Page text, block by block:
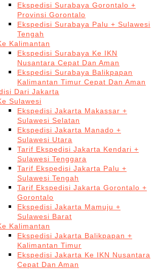
Ekspedisi Surabaya Gorontalo +
Provinsi Gorontalo
Ekspedisi Surabaya Palu + Sulawesi
Tengah
Kalimantan
Ekspedisi Surabaya Ke IKN
Nusantara Cepat Dan Aman
Ekspedisi Surabaya Balikpapan
Kalimantan Timur Cepat Dan Aman
Dari Jakarta
Sulawesi
Ekspedisi Jakarta Makassar +
Sulawesi Selatan
Ekspedisi Jakarta Manado +
Sulawesi Utara
Tarif Ekspedisi Jakarta Kendari +
Sulawesi Tenggara
Tarif Ekspedisi Jakarta Palu +
Sulawesi Tengah
Tarif Ekspedisi Jakarta Gorontalo +
Gorontalo
Ekspedisi Jakarta Mamuju +
Sulawesi Barat
Kalimantan
Ekspedisi Jakarta Balikpapan +
Kalimantan Timur
Ekspedisi Jakarta Ke IKN Nusantara
Cepat Dan Aman